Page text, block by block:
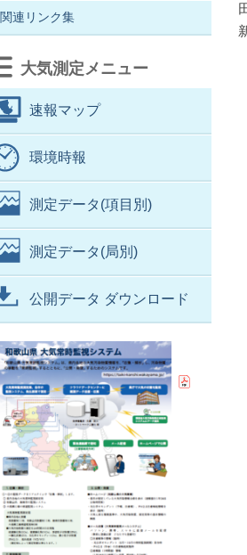
関連リンク集
大気測定メニュー
速報マップ
環境時報
測定データ(項目別)
測定データ(局別)
公開データ ダウンロード